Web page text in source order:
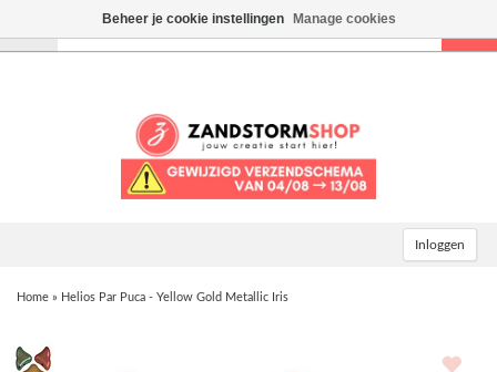
Inloggen
Home » Helios Par Puca - Yellow Gold Metallic Iris
Beheer je cookie instellingen Manage cookies